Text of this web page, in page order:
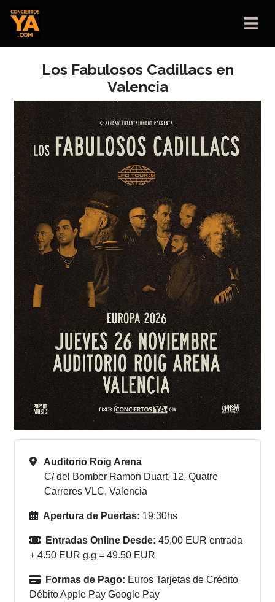
Los Fabulosos Cadillacs en
Valencia
Auditorio Roig Arena
C/ del Bomber Ramon Duart, 12, Quatre
Carreres VLC, Valencia
Apertura de Puertas: 19:30hs
Entradas Online Desde: 45.00 EUR entrada
+ 4.50 EUR g.g = 49.50 EUR
Formas de Pago: Euros Tarjetas de Crédito
Débito Apple Pay Google Pay